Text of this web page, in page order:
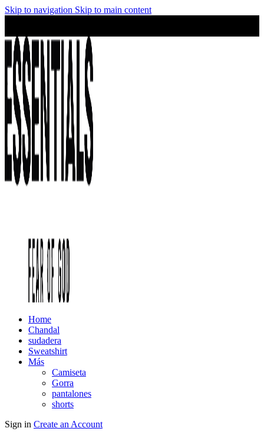
Skip to navigation Skip to main content
Home
Chandal
sudadera
Sweatshirt
Más
Camiseta
Gorra
pantalones
shorts
Sign in Create an Account